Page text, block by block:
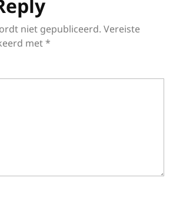
niet gepubliceerd. Vereiste
met*